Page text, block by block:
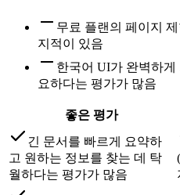
무료 플랜의 페이지
지적이 있음
한국어 UI가 완벽하게
요하다는 평가가 많음
좋은 평가
긴 문서를 빠르게 요약하
고 원하는 정보를 찾는 데 탁
월하다는 평가가 많음